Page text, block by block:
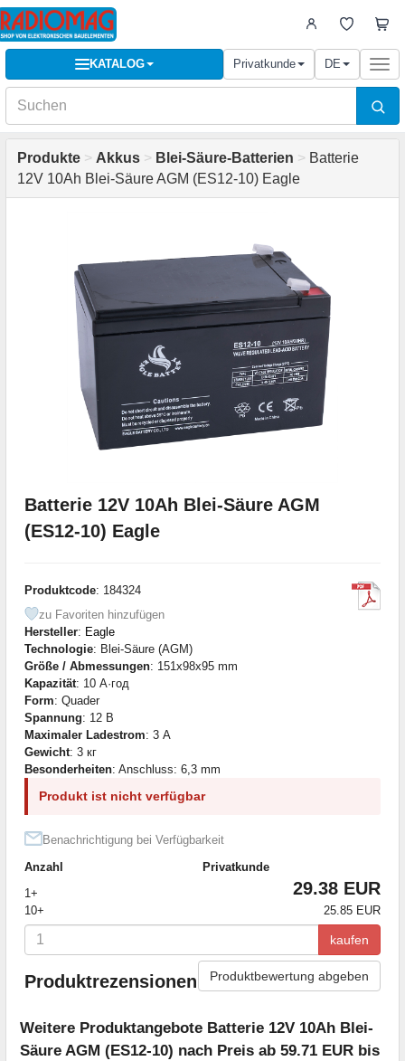
KATALOG Privatkunde DE
Produkte > Akkus > Blei-Säure-Batterien > Batterie
12V 10Ah Blei-Säure AGM (ES12-10) Eagle
Batterie 12V 10Ah Blei-Säure AGM
(ES12-10) Eagle
Produktcode: 184324
zu Favoriten hinzufügen
Hersteller: Eagle
Technologie: Blei-Säure (AGM)
Größe / Abmessungen: 151x98x95 mm
Kapazität: 10 А·год
Form: Quader
Spannung: 12 В
Maximaler Ladestrom: 3 А
Gewicht: 3 кг
Besonderheiten: Anschluss: 6,3 mm
Produkt ist nicht verfügbar
Benachrichtigung bei Verfügbarkeit
Anzahl
Privatkunde
1+
29.38 EUR
10+ 25.85 EUR
kaufen
Produktrezensionen Produktbewertung abgeben
Weitere Produktangebote Batterie 12V 10Ah Blei-
Säure AGM (ES12-10) nach Preis ab 59.71 EUR bis